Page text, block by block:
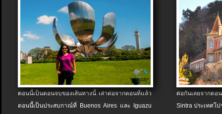
ตอนนี้เป็นตอนจบของเส้นทางนี้ เล่าต่อจากตอนที่แล้ว
ตอนนี้เป็นประสบกาณ์ที่ Buenos Aires และ Iguazu
ต่อกันเลยจากต
Sintra ประเทศโป